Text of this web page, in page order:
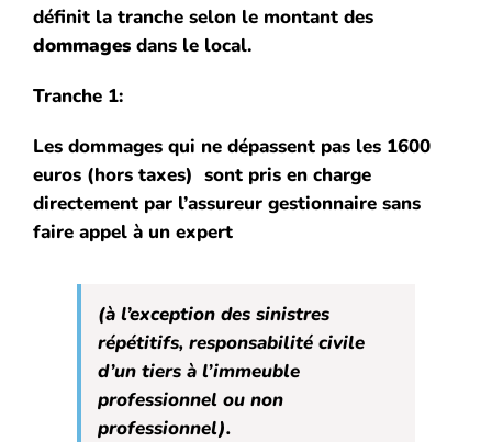
définit la tranche selon le montant des
dommages dans le local.
Tranche 1:
Les dommages qui ne dépassent pas les 1600
euros (hors taxes) sont pris en charge
directement par l’assureur gestionnaire sans
faire appel à un expert
(à l’exception des sinistres
répétitifs, responsabilité civile
d’un tiers à l’immeuble
professionnel ou non
professionnel).